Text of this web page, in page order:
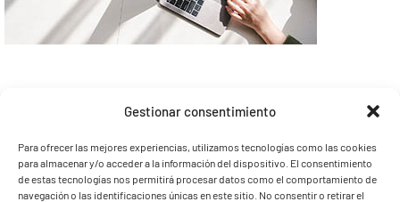
Gestionar consentimiento
Para ofrecer las mejores experiencias, utilizamos tecnologías como las cookies
para almacenar y/o acceder a la información del dispositivo. El consentimiento
de estas tecnologías nos permitirá procesar datos como el comportamiento de
navegación o las identificaciones únicas en este sitio. No consentir o retirar el